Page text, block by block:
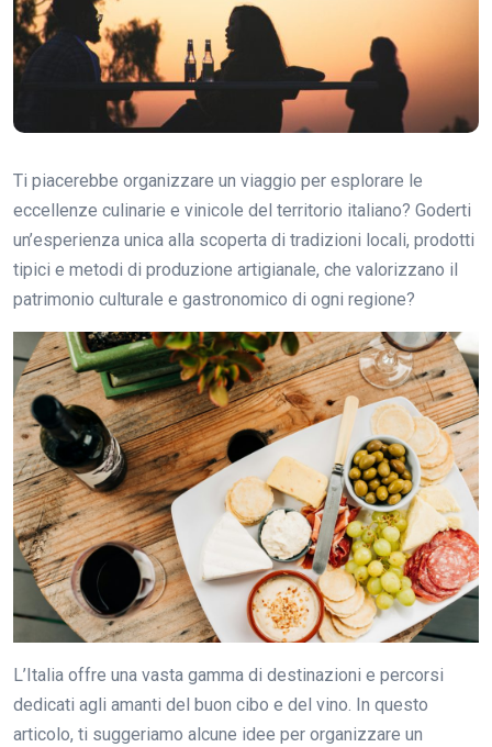
Ti piacerebbe organizzare un viaggio per esplorare le
eccellenze culinarie e vinicole del territorio italiano? Goderti
un’esperienza unica alla scoperta di tradizioni locali, prodotti
tipici e metodi di produzione artigianale, che valorizzano il
patrimonio culturale e gastronomico di ogni regione?
L’Italia offre una vasta gamma di destinazioni e percorsi
dedicati agli amanti del buon cibo e del vino. In questo
articolo, ti suggeriamo alcune idee per organizzare un